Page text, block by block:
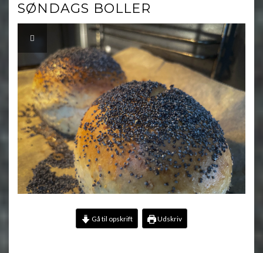
SØNDAGS BOLLER
Gå til opskrift Udskriv